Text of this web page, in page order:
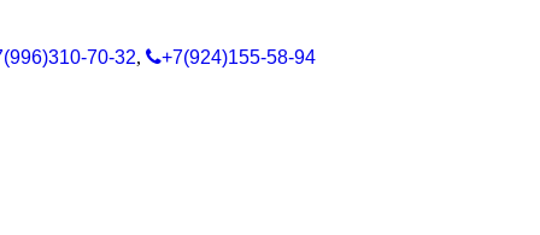
70-32, +7(924)155-58-94